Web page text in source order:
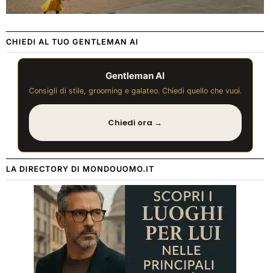
CHIEDI AL TUO GENTLEMAN AI
Gentleman AI
Consigli di stile, grooming e galateo. Chiedi quello che vuoi.
Chiedi ora →
LA DIRECTORY DI MONDOUOMO.IT